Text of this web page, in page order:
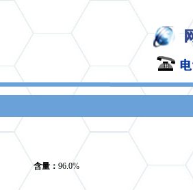
含量：96.0%